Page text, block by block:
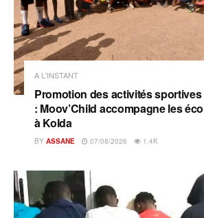
A L'INSTANT
Promotion des activités
: Moov’Child accompagne les
à Kolda
BY ASSANE 07/08/2026 1.4K